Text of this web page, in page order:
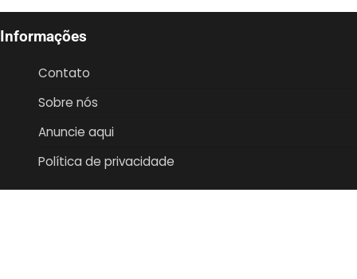
Informações
Contato
Sobre nós
Anuncie aqui
Política de privacidade